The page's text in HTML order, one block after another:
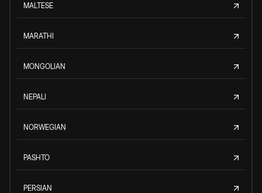
MALTESE
MARATHI
MONGOLIAN
NEPALI
NORWEGIAN
PASHTO
PERSIAN